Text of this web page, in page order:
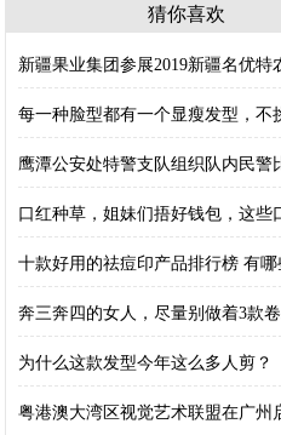
猜你喜欢
新疆果业集团参展2019新疆名优特
每一种脸型都有一个显瘦发型，不
鹰潭公安处特警支队组织队内民警
口红种草，姐妹们捂好钱包，这些
十款好用的祛痘印产品排行榜 有
奔三奔四的女人，尽量别做着3款
为什么这款发型今年这么多人剪？
粤港澳大湾区视觉艺术联盟在广州